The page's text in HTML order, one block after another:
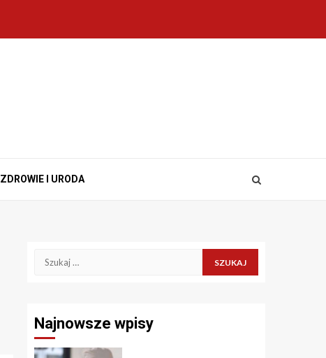
ZDROWIE I URODA
Szukaj:
Najnowsze wpisy